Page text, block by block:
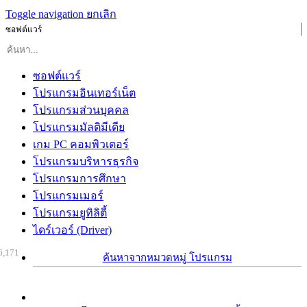
Toggle navigation ยกเลิก
ซอฟต์แวร์
ซอฟต์แวร์
โปรแกรมอินเทอร์เน็ต
โปรแกรมส่วนบุคคล
โปรแกรมมัลติมีเดีย
เกม PC คอมพิวเตอร์
โปรแกรมบริหารธุรกิจ
โปรแกรมการศึกษา
โปรแกรมเมอร์
โปรแกรมยูทิลิตี้
ไดร์เวอร์ (Driver)
ค้นหาจากหมวดหมู่ โปรแกรม